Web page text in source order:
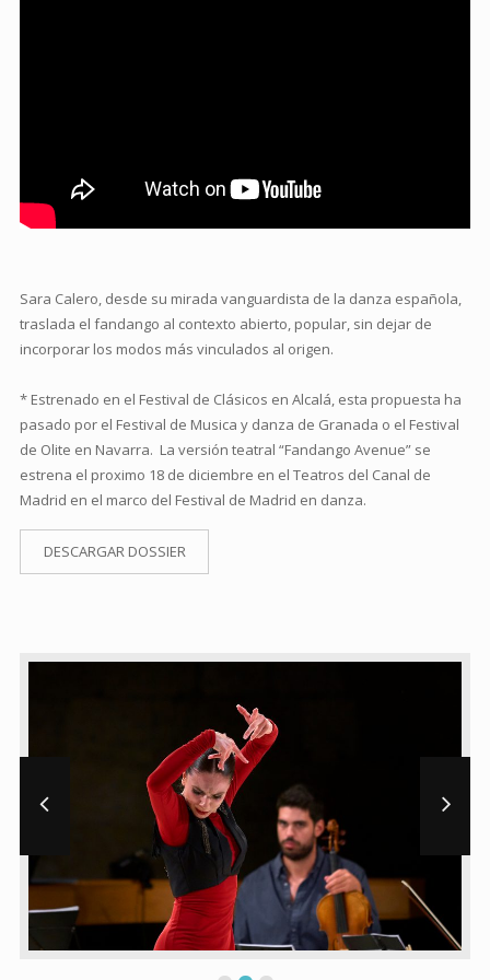
Sara Calero, desde su mirada vanguardista de la danza española,
traslada el fandango al contexto abierto, popular, sin dejar de
incorporar los modos más vinculados al origen.
* Estrenado en el Festival de Clásicos en Alcalá, esta propuesta ha
pasado por el Festival de Musica y danza de Granada o el Festival
de Olite en Navarra. La versión teatral “Fandango Avenue” se
estrena el proximo 18 de diciembre en el Teatros del Canal de
Madrid en el marco del Festival de Madrid en danza.
DESCARGAR DOSSIER